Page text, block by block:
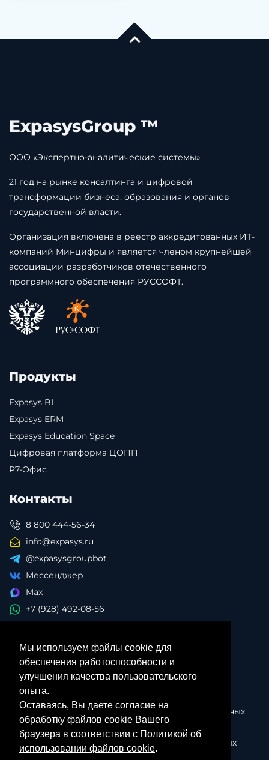
Мы используем файлы cookie для
обеспечения работоспособности и
улучшения качества пользовательского
опыта.
Оставаясь, Вы даете согласие на
обработку файлов cookie Вашего
браузера в соответствии с Политикой об
использовании файлов cookie.
ExpasysGroup ™
ООО «Экспертно-аналитические системы»
21 год на рынке консалтинга и цифровой
трансформации бизнеса, образования и органов
государственной власти.
Организация включена в реестр аккредитованных ИТ-
компаний Минцифры и является членом крупнейшей
ассоциации разработчиков отечественного
программного обеспечения РУССОФТ.
Продукты
Expasys BI
Expasys ERM
Expasys Education Space
Цифровая платформа ЦОПП
Р7-Офис
Контакты
8 800 444-56-34
info@expasys.ru
@expasysgroupbot
Мессенджер
Max
+7 (928) 492-08-56
Политика в отношении обработки персональных
данных
Согласие на обработку персональных данных